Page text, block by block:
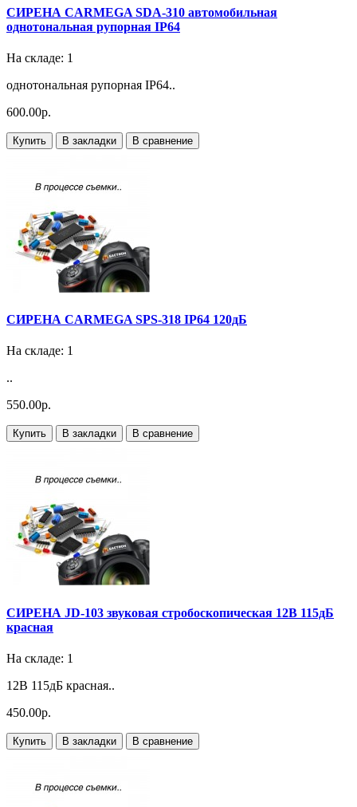
СИРЕНА CARMEGA SDA-310 автомобильная
однотональная рупорная IP64
На складе: 1
однотональная рупорная IP64..
600.00р.
Купить В закладки В сравнение
СИРЕНА CARMEGA SPS-318 IP64 120дБ
На складе: 1
..
550.00р.
Купить В закладки В сравнение
СИРЕНА JD-103 звуковая стробоскопическая 12В 115дБ
красная
На складе: 1
12В 115дБ красная..
450.00р.
Купить В закладки В сравнение